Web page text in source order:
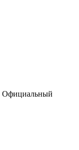
Официальный